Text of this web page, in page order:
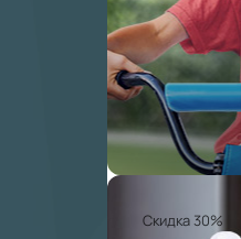
Скидка 30%